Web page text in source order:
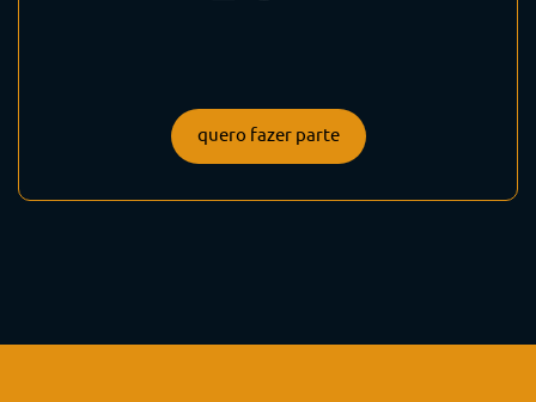
quero fazer parte